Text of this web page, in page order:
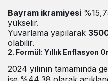
Bayram ikramiyesi
yükselir.
Yuvarlama yapılarak
olabilir.
2. Formül: Yıllık Enflasyon
2024 yılının tamamında